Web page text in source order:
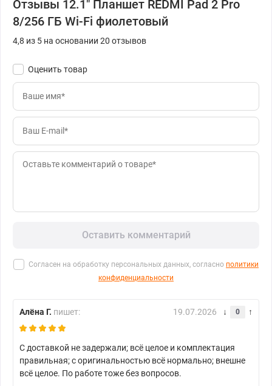
Отзывы 12.1" Планшет REDMI Pad 2 Pro
8/256 ГБ Wi-Fi фиолетовый
4,8 из 5 на основании 20 отзывов
Оценить товар
Оставить комментарий
Согласен на обработку персональных данных, согласно политики
конфиденциальности
Алёна Г. пишет: 19.07.2026 0
С доставкой не задержали; всё целое и комплектация
правильная; с оригинальностью всё нормально; внешне
всё целое. По работе тоже без вопросов.